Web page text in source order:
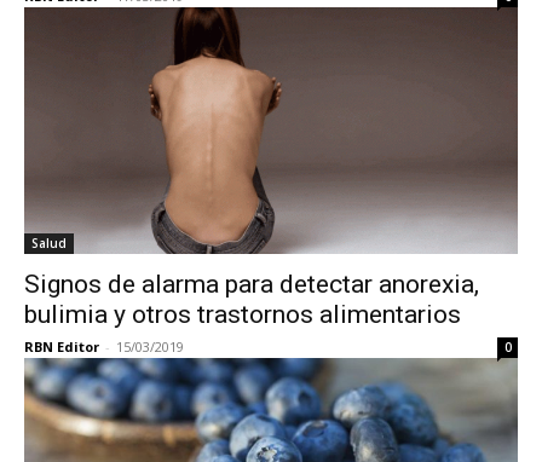
Salud
Signos de alarma para detectar anorexia,
bulimia y otros trastornos alimentarios
RBN Editor - 15/03/2019 0